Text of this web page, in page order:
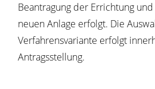
Beantragung der Errichtung
neuen Anlage erfolgt. Die
Verfahrensvariante erfolgt
Antragsstellung.